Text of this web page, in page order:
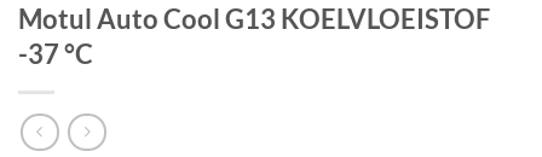
Motul Auto Cool G13 KOELVLOEISTOF
-37 °C